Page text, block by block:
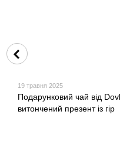
19 травня 2025
Подарунковий чай від
витончений презент із гір